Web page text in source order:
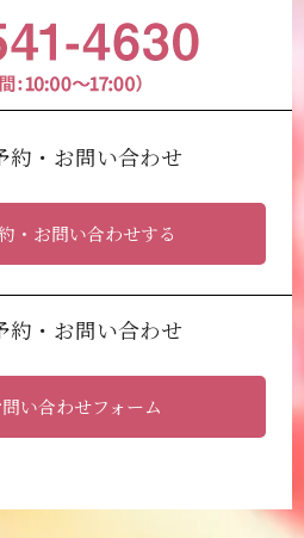
約・お問い合わせ
・お問い合わせする
約・お問い合わせ
い合わせフォーム